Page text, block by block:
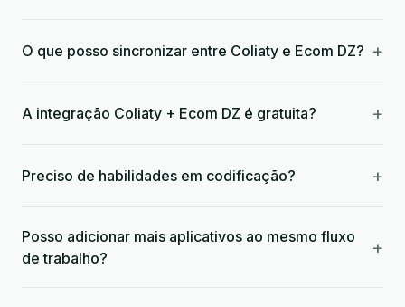
O que posso sincronizar entre Coliaty e Ecom DZ? +
A integração Coliaty + Ecom DZ é gratuita? +
Preciso de habilidades em codificação? +
Posso adicionar mais aplicativos ao mesmo fluxo
de trabalho?
+